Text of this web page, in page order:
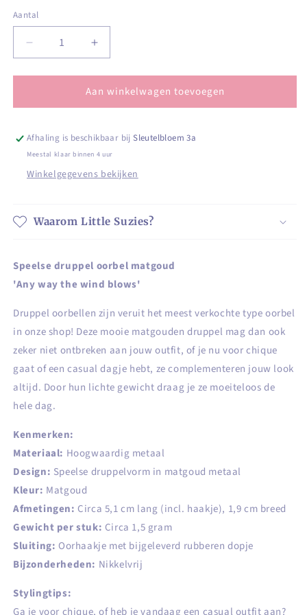
Aantal
Aantal
Aantal
verlagen
voor
druppel
matgoud
Aantal
verhogen
voor
Speelse
druppel
matgoud
Aan winkelwagen toevoegen
Afhaling is beschikbaar bijSleutelbloem 3a
Meestal klaar binnen 4 uur
Winkelgegevens bekijken
Waarom Little Suzies?
Speelse druppel oorbel matgoud
'Any way the wind blows'
Druppel oorbellen zijn veruit het meest verkochte type oorbel
in onze shop! Deze mooie matgouden druppel mag dan ook
zeker niet ontbreken aan jouw outfit, of je nu voor chique
gaat of een casual dagje hebt, ze complementeren jouw look
altijd. Door hun lichte gewicht draag je ze moeiteloos de
hele dag.
Kenmerken:
Materiaal: Hoogwaardig metaal
Design: Speelse druppelvorm in matgoud metaal
Kleur: Matgoud
Afmetingen: Circa 5,1 cm lang (incl. haakje), 1,9 cm breed
Gewicht per stuk: Circa 1,5 gram
Sluiting: Oorhaakje met bijgeleverd rubberen dopje
Bijzonderheden: Nikkelvrij
Stylingtips:
Ga je voor chique, of heb je vandaag een casual outfit aan?